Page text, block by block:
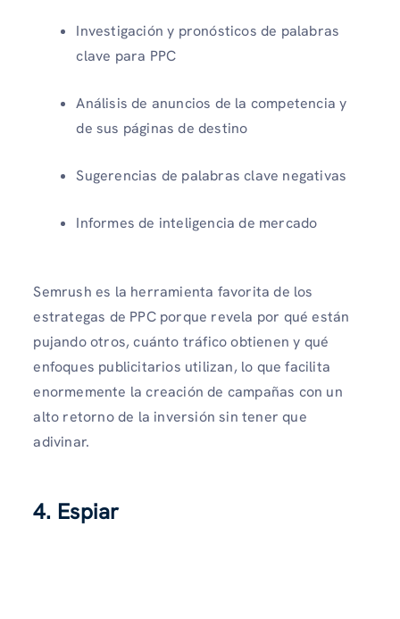
Investigación y pronósticos de palabras
clave para PPC
Análisis de anuncios de la competencia y
de sus páginas de destino
Sugerencias de palabras clave negativas
Informes de inteligencia de mercado
Semrush es la herramienta favorita de los
estrategas de PPC porque revela por qué están
pujando otros, cuánto tráfico obtienen y qué
enfoques publicitarios utilizan, lo que facilita
enormemente la creación de campañas con un
alto retorno de la inversión sin tener que
adivinar.
4. Espiar